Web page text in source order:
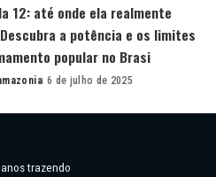
12: até onde ela realmente
a potência e os limites
popular no Brasi
6 de julho de 2025
trazendo